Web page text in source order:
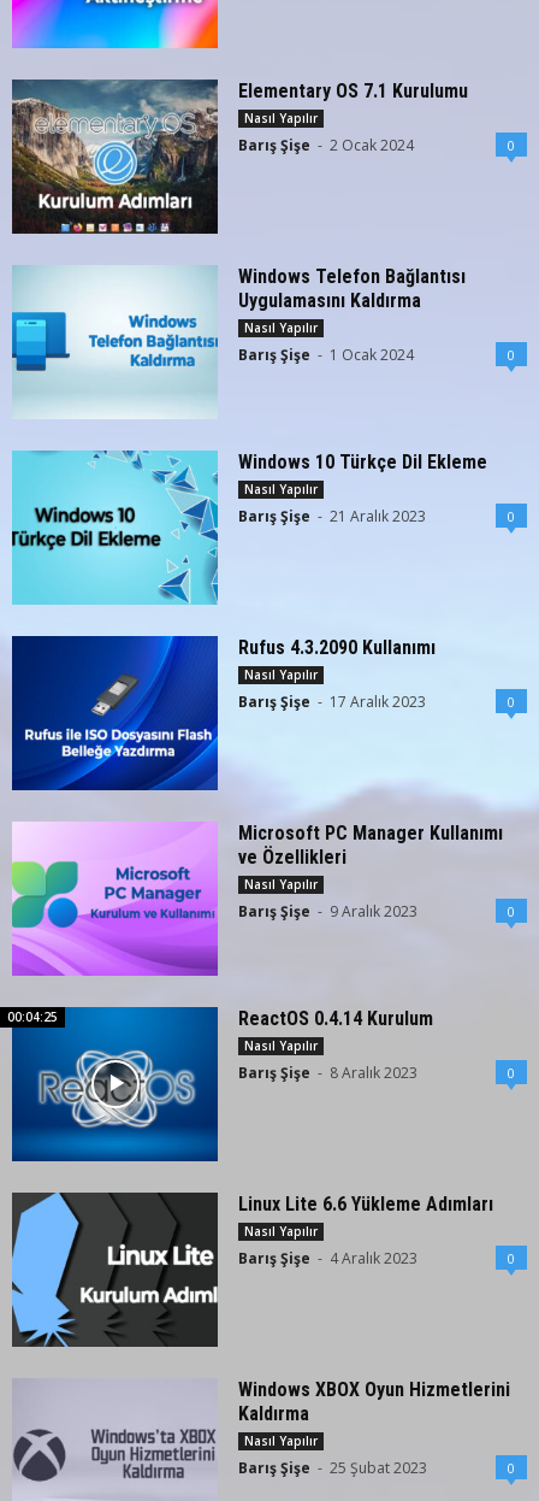
Elementary OS 7.1 Kurulumu
Nasıl Yapılır
Barış Şişe - 2 Ocak 2024 0
Windows Telefon Bağlantısı
Uygulamasını Kaldırma
Nasıl Yapılır
Barış Şişe - 1 Ocak 2024 0
Windows 10 Türkçe Dil Ekleme
Nasıl Yapılır
Barış Şişe - 21 Aralık 2023 0
Rufus 4.3.2090 Kullanımı
Nasıl Yapılır
Barış Şişe - 17 Aralık 2023 0
Microsoft PC Manager Kullanımı
ve Özellikleri
Nasıl Yapılır
Barış Şişe - 9 Aralık 2023 0
00:04:25 ReactOS 0.4.14 Kurulum
Nasıl Yapılır
Barış Şişe - 8 Aralık 2023 0
Linux Lite 6.6 Yükleme Adımları
Nasıl Yapılır
Barış Şişe - 4 Aralık 2023 0
Windows XBOX Oyun Hizmetlerini
Kaldırma
Nasıl Yapılır
Barış Şişe - 25 Şubat 2023 0